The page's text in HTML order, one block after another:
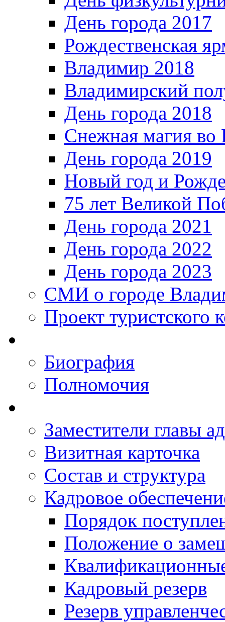
День города 2017
Рождественская
Владимир 2018
Владимирский
День города 2018
Снежная магия во
День города 2019
Новый год и
75 лет Великой
День города 2021
День города 2022
День города 2023
СМИ о городе
Проект туристского
Биография
Полномочия
Заместители главы
Визитная карточка
Состав и структура
Кадровое
Порядок
Положение о
Кадровый резерв
Резерв